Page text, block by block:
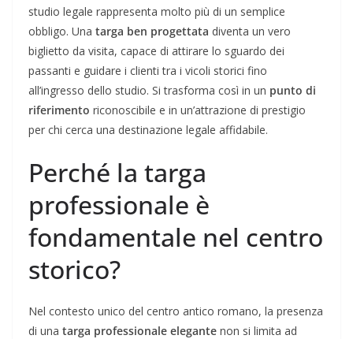
studio legale rappresenta molto più di un semplice
obbligo. Una targa ben progettata diventa un vero
biglietto da visita, capace di attirare lo sguardo dei
passanti e guidare i clienti tra i vicoli storici fino
all’ingresso dello studio. Si trasforma così in un punto di
riferimento riconoscibile e in un’attrazione di prestigio
per chi cerca una destinazione legale affidabile.
Perché la targa
professionale è
fondamentale nel centro
storico?
Nel contesto unico del centro antico romano, la presenza
di una targa professionale elegante non si limita ad